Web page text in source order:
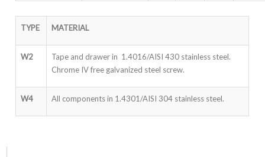
TYPE MATERIAL
W2
Tape and drawer in 1.4016/AISI 430 stainless steel.
Chrome IV free galvanized steel screw.
W4 All components in 1.4301/AISI 304 stainless steel.